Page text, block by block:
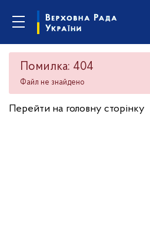
Помилка: 404
Файл не знайдено
Перейти на головну сторінку